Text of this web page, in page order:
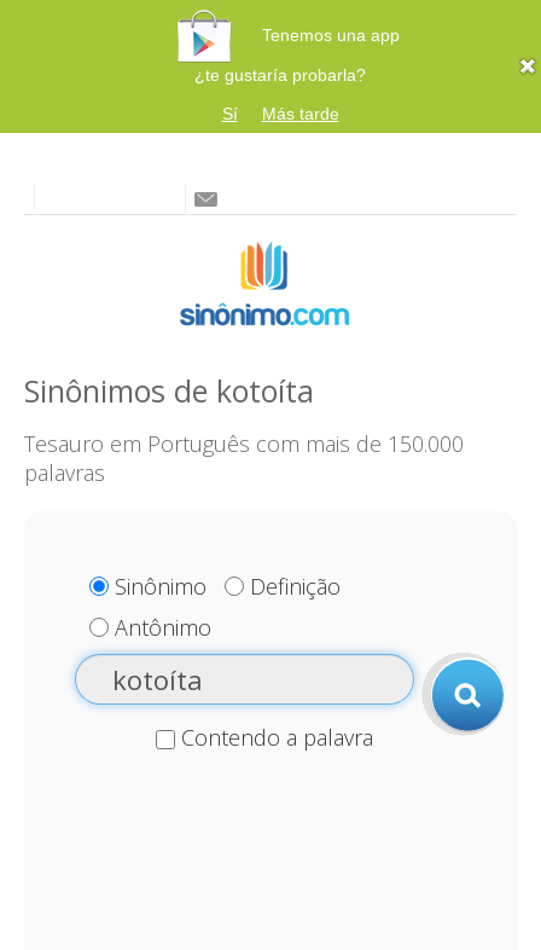
Tenemos una app
¿te gustaría probarla?
Sí
Más tarde
Sinônimos de kotoíta
Tesauro em Português com mais de 150.000
palavras
Sinônimo
Definição
Antônimo
Contendo a palavra